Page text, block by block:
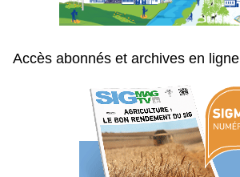
Accès abonnés et archives en ligne